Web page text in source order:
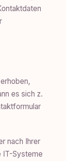
es sich z.
nach Ihrer
IT-Systeme